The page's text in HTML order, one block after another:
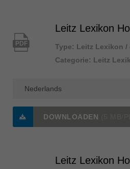
Slovenija
slovenski
Suomi
Türkiye
english
PDF
Leitz Lexikon
Type: Leitz Lexikon /
Categorie: Leitz
DOWNLOADEN
Leitz Lexikon